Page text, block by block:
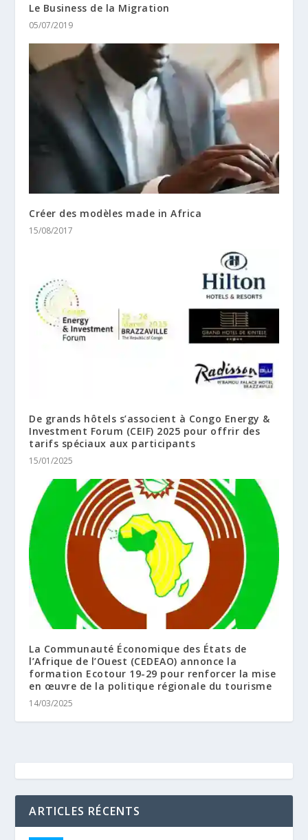
Le Business de la Migration
05/07/2019
Créer des modèles made in Africa
15/08/2017
De grands hôtels s’associent à Congo Energy &
Investment Forum (CEIF) 2025 pour offrir des
tarifs spéciaux aux participants
15/01/2025
La Communauté Économique des États de
l’Afrique de l’Ouest (CEDEAO) annonce la
formation Ecotour 19-29 pour renforcer la mise
en œuvre de la politique régionale du tourisme
14/03/2025
ARTICLES RÉCENTS